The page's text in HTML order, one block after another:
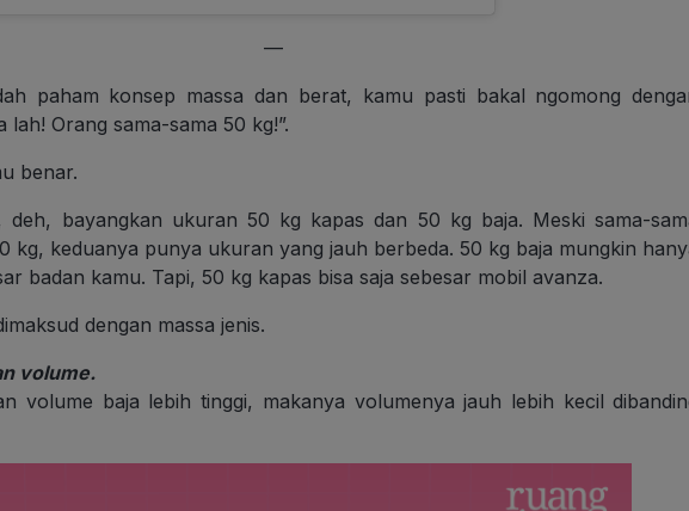
—
paham konsep massa dan berat, kamu pasti bakal ngomong
lah! Orang sama-sama 50 kg!”.
benar.
deh, bayangkan ukuran 50 kg kapas dan 50 kg baja. Meski sama-
kg, keduanya punya ukuran yang jauh berbeda. 50 kg baja mungkin
badan kamu. Tapi, 50 kg kapas bisa saja sebesar mobil avanza.
dengan massa jenis.
volume.
volume baja lebih tinggi, makanya volumenya jauh lebih kecil